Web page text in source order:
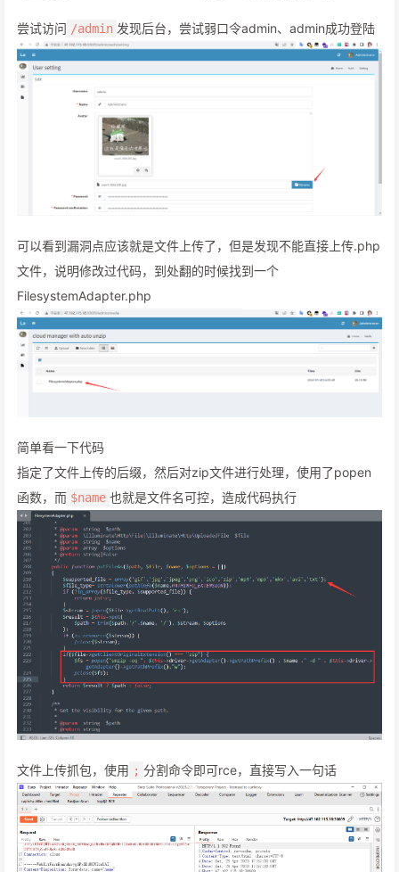
尝试访问 /admin 发现后台，尝试弱口令admin、admin成功登陆
可以看到漏洞点应该就是文件上传了，但是发现不能直接上传.php
文件，说明修改过代码，到处翻的时候找到一个
FilesystemAdapter.php
简单看一下代码
指定了文件上传的后缀，然后对zip文件进行处理，使用了popen
函数，而 $name 也就是文件名可控，造成代码执行
文件上传抓包，使用 ; 分割命令即可rce，直接写入一句话